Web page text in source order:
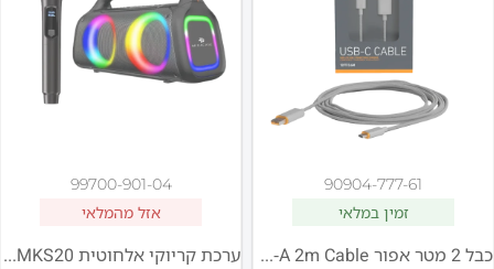
90904-777-61
זמין במלאי
כבל 2 מטר אפור USB-C to USB-A 2m Cable
99700-901-04
אזל מהמלאי
ערכת קריוקי אלחוטית Miracase MKS20